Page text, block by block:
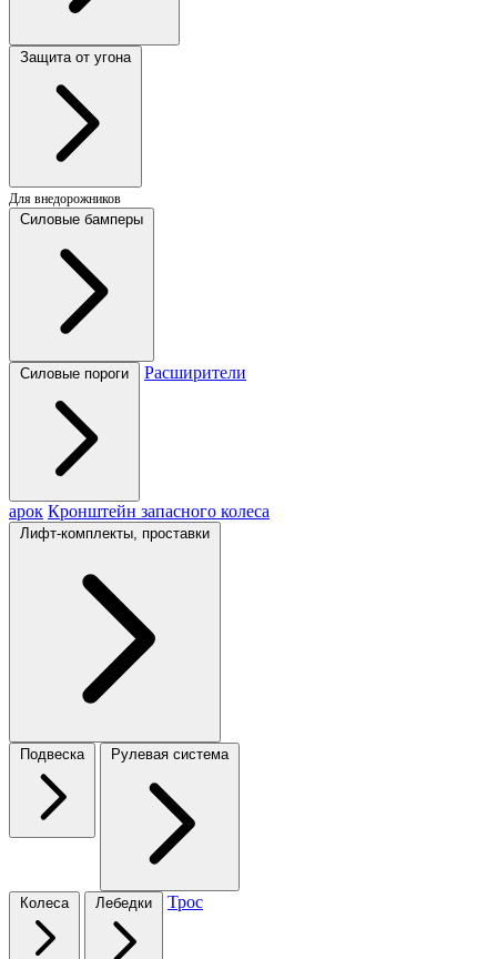
Защита от угона
Для внедорожников
Силовые бамперы
Силовые пороги Расширители
арок Кронштейн запасного колеса
Лифт-комплекты, проставки
Подвеска Рулевая система
Колеса Лебедки Трос